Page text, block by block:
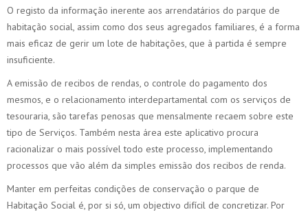
O registo da informação inerente aos arrendatários do parque de
habitação social, assim como dos seus agregados familiares, é a forma
mais eficaz de gerir um lote de habitações, que à partida é sempre
insuficiente.
A emissão de recibos de rendas, o controle do pagamento dos
mesmos, e o relacionamento interdepartamental com os serviços de
tesouraria, são tarefas penosas que mensalmente recaem sobre este
tipo de Serviços. Também nesta área este aplicativo procura
racionalizar o mais possível todo este processo, implementando
processos que vão além da simples emissão dos recibos de renda.
Manter em perfeitas condições de conservação o parque de
Habitação Social é, por si só, um objectivo difícil de concretizar. Por